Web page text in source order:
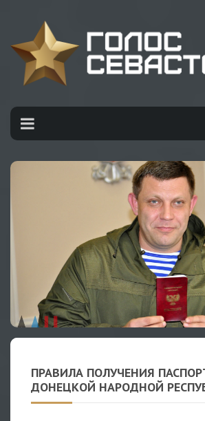
ПРАВИЛА ПОЛУЧЕНИЯ
ДОНЕЦКОЙ НАРОДНОЙ